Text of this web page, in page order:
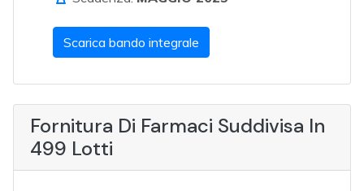
Scarica bando integrale
Fornitura Di Farmaci Suddivisa In
499 Lotti